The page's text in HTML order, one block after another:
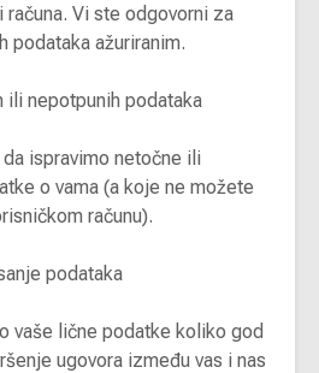
Vi ste odgovorni za
podataka ažuriranim.
ili nepotpunih podataka
ispravimo netočne ili
o vama (a koje ne možete
računu).
podataka
vaše lične podatke koliko god
ugovora između vas i nas